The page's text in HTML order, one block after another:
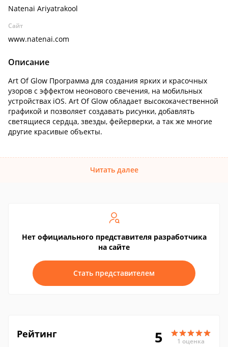
Natenai Ariyatrakool
Сайт
www.natenai.com
Описание
Art Of Glow Программа для создания ярких и красочных
узоров с эффектом неонового свечения, на мобильных
устройствах iOS. Art Of Glow обладает высококачественной
графикой и позволяет создавать рисунки, добавлять
светящиеся сердца, звезды, фейерверки, а так же многие
другие красивые объекты.
Читать далее
Нет официального представителя разработчика
на сайте
Стать представителем
Рейтинг 5 1 оценка